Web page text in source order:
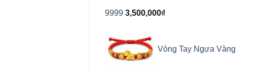
9999 3,500,000₫
Vòng Tay Ngựa Vàng